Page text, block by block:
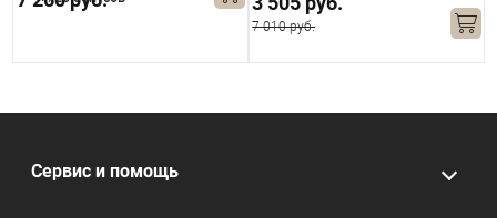
7 010 руб.
Сервис и помощь